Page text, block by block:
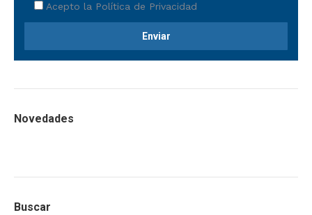
Acepto la Política de Privacidad
Novedades
Buscar